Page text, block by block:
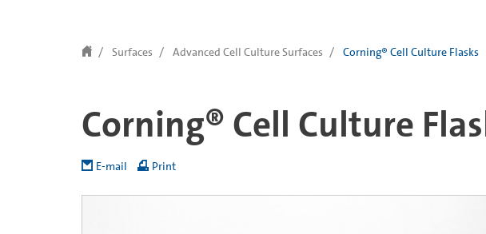
Surfaces Advanced Cell Culture Surfaces Corning® Cell Culture Flasks
Corning® Cell Culture
E-mail Print